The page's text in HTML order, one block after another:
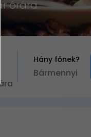
órára.
Hány főnek?
Bármennyi